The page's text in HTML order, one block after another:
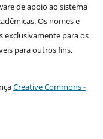
de apoio ao sistema
Os nomes e
exclusivamente para os
para outros fins.
Creative Commons -